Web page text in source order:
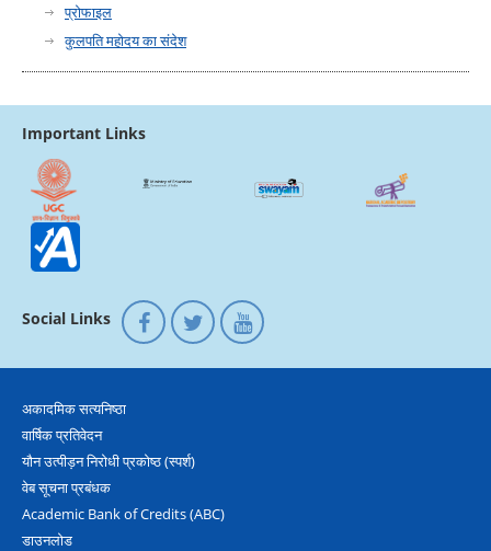
प्रोफाइल
कुलपति महोदय का संदेश
Important Links
Social Links
अकादमिक सत्‍यनिष्‍ठा
वार्षिक प्रतिवेदन
यौन उत्‍पीड़न निरोधी प्रकोष्‍ठ (स्‍पर्श)
वेब सूचना प्रबंधक
Academic Bank of Credits (ABC)
डाउनलोड